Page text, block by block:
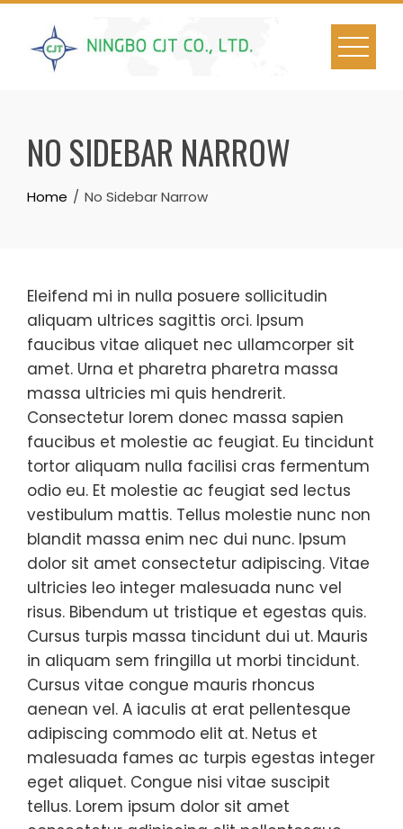
Skip
content
NO SIDEBAR NARROW
Home No Sidebar Narrow
Eleifend mi in nulla posuere sollicitudin
aliquam ultrices sagittis orci. Ipsum
faucibus vitae aliquet nec ullamcorper sit
amet. Urna et pharetra pharetra massa
massa ultricies mi quis hendrerit.
Consectetur lorem donec massa sapien
faucibus et molestie ac feugiat. Eu tincidunt
tortor aliquam nulla facilisi cras fermentum
odio eu. Et molestie ac feugiat sed lectus
vestibulum mattis. Tellus molestie nunc non
blandit massa enim nec dui nunc. Ipsum
dolor sit amet consectetur adipiscing. Vitae
ultricies leo integer malesuada nunc vel
risus. Bibendum ut tristique et egestas quis.
Cursus turpis massa tincidunt dui ut. Mauris
in aliquam sem fringilla ut morbi tincidunt.
Cursus vitae congue mauris rhoncus
aenean vel. A iaculis at erat pellentesque
adipiscing commodo elit at. Netus et
malesuada fames ac turpis egestas integer
eget aliquet. Congue nisi vitae suscipit
tellus. Lorem ipsum dolor sit amet